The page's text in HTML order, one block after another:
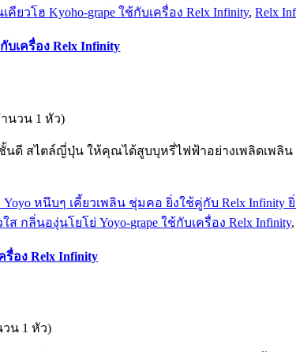
ยวโฮ Kyoho-grape ใช้กับเครื่อง Relx Infinity,Relx
บเครื่อง Relx Infinity
นวน 1 หัว)
นดี สไตล์ญี่ปุ่น ให้คุณได้สูบบุหรี่ไฟฟ้าอย่างเพลิดเพ
ส กลิ่นองุ่นโยโย่ Yoyo-grape ใช้กับเครื่อง Relx Infinity
รื่อง Relx Infinity
น 1 หัว)